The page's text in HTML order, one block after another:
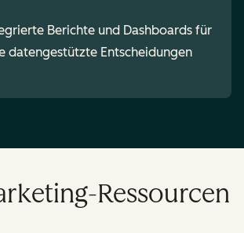
Berichte und Dashboards für
datengestützte Entscheidungen
Ressourcen